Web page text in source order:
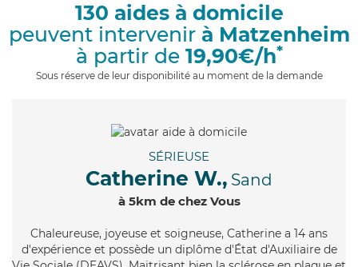
i
130 aides à domicile
peuvent intervenir à Matzenheim
à partir de 19,90€/h*
Sous réserve de leur disponibilité au moment de la demande
SÉRIEUSE
Catherine W., Sand
à 5km de chez Vous
Chaleureuse, joyeuse et soigneuse, Catherine a 14 ans
d'expérience et possède un diplôme d'État d'Auxiliaire de